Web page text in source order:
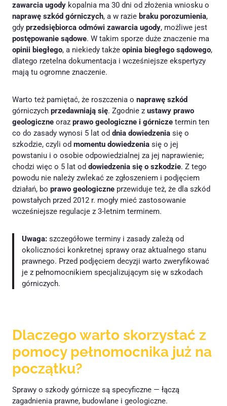
zawarcia ugody kopalnia ma 30 dni od złożenia wniosku o
naprawę szkód górniczych, a w razie braku porozumienia,
gdy przedsiębiorca odmówi zawarcia ugody, możliwe jest
postępowanie sądowe. W takim sporze duże znaczenie ma
opinii biegłego, a niekiedy także opinia biegłego sądowego,
dlatego rzetelna dokumentacja i wcześniejsze ekspertyzy
mają tu ogromne znaczenie.
Warto też pamiętać, że roszczenia o naprawę szkód
górniczych przedawniają się. Zgodnie z ustawy prawo
geologiczne oraz prawo geologiczne i górnicze termin ten
co do zasady wynosi 5 lat od dnia dowiedzenia się o
szkodzie, czyli od momentu dowiedzenia się o jej
powstaniu i o osobie odpowiedzialnej za jej naprawienie;
chodzi więc o 5 lat od dowiedzenia się o szkodzie. Z tego
powodu nie należy zwlekać ze zgłoszeniem i podjęciem
działań, bo prawo geologiczne przewiduje też, że dla szkód
powstałych przed 2012 r. mogły mieć zastosowanie
wcześniejsze regulacje z 3-letnim terminem.
Uwaga: szczegółowe terminy i zasady zależą od
okoliczności konkretnej sprawy oraz aktualnego stanu
prawnego. Przed podjęciem decyzji warto zweryfikować
je z pełnomocnikiem specjalizującym się w szkodach
górniczych.
Dlaczego warto skorzystać z
pomocy pełnomocnika już na
początku?
Sprawy o szkody górnicze są specyficzne — łączą
zagadnienia prawne, budowlane i geologiczne.